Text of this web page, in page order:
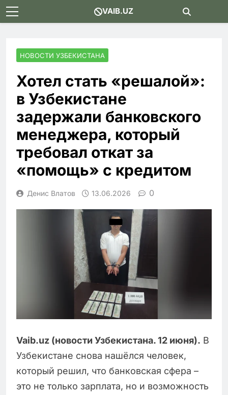
Skip
to
VAIB.UZ
НОВОСТИ УЗБЕКИСТАНА
Хотел стать «решалой»:
в Узбекистане
задержали банковского
менеджера, который
требовал откат за
«помощь» с кредитом
Денис Влатов 13.06.2026 0
Vaib.uz (новости Узбекистана. 12 июня). В
Узбекистане снова нашёлся человек,
который решил, что банковская сфера –
это не только зарплата, но и возможность